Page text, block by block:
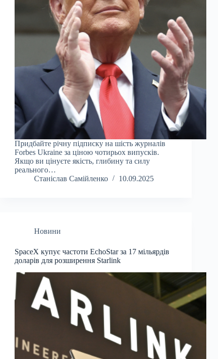
Придбайте річну підписку на шість журналів
Forbes Ukraine за ціною чотирьох випусків.
Якщо ви цінуєте якість, глибину та силу
реального…
Станіслав Самійленко
10.09.2025
Новини
SpaceX купує частоти EchoStar за 17 мільярдів
доларів для розширення Starlink